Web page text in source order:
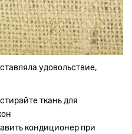
удовольствие,
ткань для
кондиционер при